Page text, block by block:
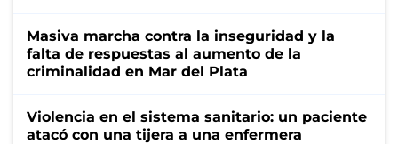
Masiva marcha contra la inseguridad y la
falta de respuestas al aumento de la
criminalidad en Mar del Plata
Violencia en el sistema sanitario: un paciente
atacó con una tijera a una enfermera